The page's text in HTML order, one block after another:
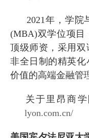
2021 年，学院
(MBA)双学位项目
顶级师资，采用
非全日制的精英
价值的高端金融管
关于里昂商
lyon.com.cn/